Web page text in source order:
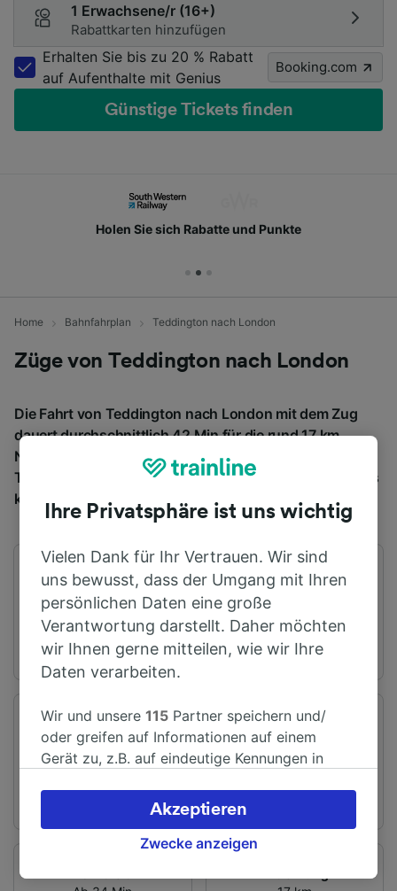
1 Erwachsene/r (16+)
Rabattkarten hinzufügen
Erhalten Sie bis zu 20 % Rabatt
auf Aufenthalte mit Genius
Booking.com
Günstige Tickets finden
Holen Sie sich Rabatte und Punkte
Home Bahnfahrplan Teddington nach London
Züge von Teddington nach London
Die Fahrt von Teddington nach London mit dem Zug
dauert durchschnittlich 42 Min für die rund 17 km.
Normalerweise fahren pro Tag 110 Züge von
Teddington nach London. Bei einer Buchung im Voraus
kosten Tickets ab € 11,52.
Erster Zug
Letzter Zug
Abfahrtsstation
Teddington
Ankunftsstation
London
Ihre Privatsphäre ist uns wichtig
Vielen Dank für Ihr Vertrauen. Wir sind
uns bewusst, dass der Umgang mit Ihren
persönlichen Daten eine große
Verantwortung darstellt. Daher möchten
wir Ihnen gerne mitteilen, wie wir Ihre
Daten verarbeiten.
Wir und unsere115 Partner speichern und/
oder greifen auf Informationen auf einem
Gerät zu, z.B. auf eindeutige Kennungen in
verarbeiten. Sie können Ihre Präferenzen
akzeptieren oder verwalten, einschließlich
Ihres Widerspruchsrechts bei berechtigtem
besuchen Sie jederzeit die Seite der
Zwecke anzeigen
Akzeptieren